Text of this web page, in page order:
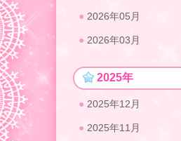
2026年05月
2026年03月
2025年
2025年12月
2025年11月